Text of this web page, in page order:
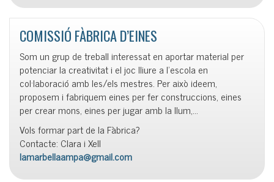
COMISSIÓ FÀBRICA D’EINES
Som un grup de treball interessat en aportar material per
potenciar la creativitat i el joc lliure a l’escola en
col·laboració amb les/els mestres. Per això ideem,
proposem i fabriquem eines per fer construccions, eines
per crear mons, eines per jugar amb la llum,…
Vols formar part de la Fàbrica?
Contacte: Clara i Xell
lamarbellaampa@gmail.com